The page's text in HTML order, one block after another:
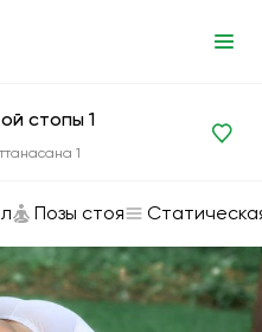
стопы 1
1
Позы стоя